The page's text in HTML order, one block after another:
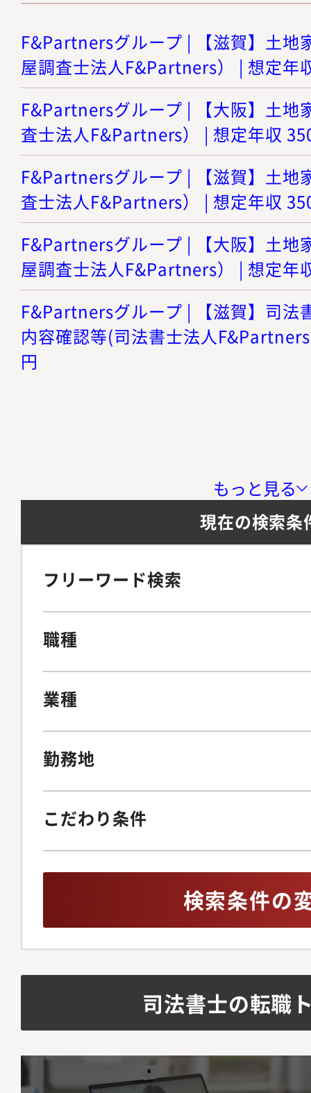
F&Partnersグループ | 【滋賀】土地
屋調査士法人F&Partners） | 想定年
F&Partnersグループ | 【大阪】土地
査士法人F&Partners） | 想定年収
F&Partnersグループ | 【滋賀】土地
査士法人F&Partners） | 想定年収
F&Partnersグループ | 【大阪】土地
屋調査士法人F&Partners） | 想定年
F&Partnersグループ | 【滋賀】司法
内容確認等(司法書士法人
円
もっと見る
現在の検索条
フリーワード検索
職種
業種
勤務地
こだわり条件
検索条件の
司法書士の転職